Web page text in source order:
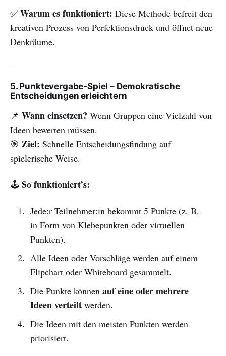
✅ Warum es funktioniert: Diese Methode befreit den
kreativen Prozess von Perfektionsdruck und öffnet neue
Denkräume.
5. Punktevergabe-Spiel – Demokratische
Entscheidungen erleichtern
📌 Wann einsetzen? Wenn Gruppen eine Vielzahl von
Ideen bewerten müssen.
🎯 Ziel: Schnelle Entscheidungsfindung auf
spielerische Weise.
🕹 So funktioniert’s:
Jede:r Teilnehmer:in bekommt 5 Punkte (z. B.
in Form von Klebepunkten oder virtuellen
Punkten).
Alle Ideen oder Vorschläge werden auf einem
Flipchart oder Whiteboard gesammelt.
Die Punkte können auf eine oder mehrere
Ideen verteiltwerden.
Die Ideen mit den meisten Punkten werden
priorisiert.